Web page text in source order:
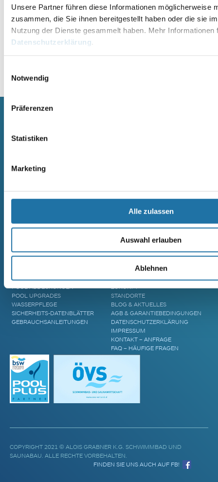
Unsere Partner führen diese Informationen möglicherweise
zusammen, die Sie ihnen bereitgestellt haben oder die sie
Nutzung der Dienste gesammelt haben. Mehr Informationen
Datenschutzerklärung
Notwendig
Präferenzen
Statistiken
Marketing
Alle zulassen
Auswahl erlauben
Ablehnen
REMO
RUND- UND OVALBECKEN RIVA
RUND- UND OVALBECKEN MIAMI
RECHTECK POOL OZEAN
GFK-POLYESTERPOOL
AREND SAARI
MASSIVHOLZSAUNA
AREND SAARI KOMFORT
AREND TALVA
MASSIVHOLZSAUNA
AREND TARU MASSIVHOLZSAUNA
ZUBEHÖR & INFORMATIONEN
POOL ÜBERDACHUNGEN
POOL ABDECKUNGEN
POOL UPGRADES
WASSERPFLEGE
SICHERHEITS-DATENBLÄTTER
GEBRAUCHSANLEITUNGEN
CRANPOOL – GESCHICHTE &
ZUKUNFT
STANDORTE
BLOG & AKTUELLES
AGB & GARANTIEBEDINGUNGEN
DATENSCHUTZERKLÄRUNG
IMPRESSUM
KONTAKT – ANFRAGE
FAQ – HÄUFIGE FRAGEN
COPYRIGHT 2021 © ALOIS GRABNER K.G. SCHWIMMBAD UND
SAUNABAU. ALLE RECHTE VORBEHALTEN.
FINDEN SIE UNS AUCH AUF FB!